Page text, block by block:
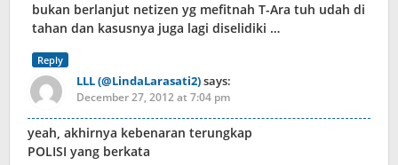
bukan berlanjut netizen yg mefitnah T-Ara tuh udah di
tahan dan kasusnya juga lagi diselidiki …
Reply
LLL (@LindaLarasati2)says:
December 27, 2012 at 7:04 pm
yeah, akhirnya kebenaran terungkap
POLISI yang berkata